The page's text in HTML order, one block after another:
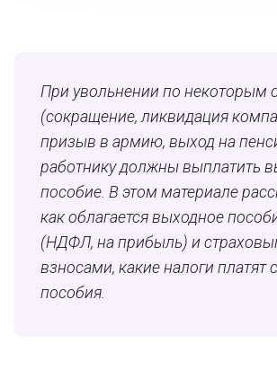
При увольнении по некоторым
(сокращение, ликвидация
призыв в армию, выход на
работнику должны выплатить
пособие. В этом материале
как облагается выходное
(НДФЛ, на прибыль) и
взносами, какие налоги платят
пособия.